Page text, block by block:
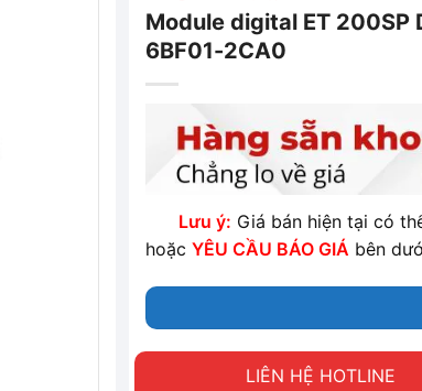
Module digital ET 200SP
6BF01-2CA0
Lưu ý: Giá bán hiện tại có
hoặcYÊU CẦU BÁO GIÁ bên
LIÊN HỆ HOTLINE